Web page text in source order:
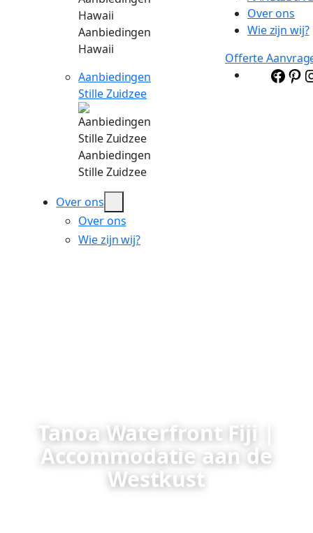
Aanbiedingen
Hawaii
Aanbiedingen
Stille Zuidzee
Aanbiedingen
Stille Zuidzee
Over ons
Over ons
Wie zijn wij?
Over ons
Wie zijn wij?
Offerte
Tanoa Waterfront Fiji |
Accommodatie aan de
Westkust